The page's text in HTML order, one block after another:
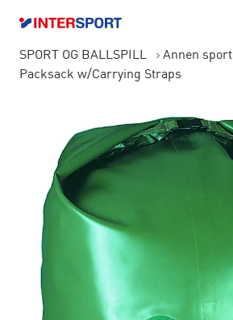
SPORT OG BALLSPILL Annen sport
Packsack w/Carrying Straps